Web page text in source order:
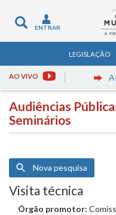
Toggle
navigation
ENTRAR
LEGISLAÇÃO
AO VIVO
Audiências
Seminários
Nova pesquisa
Visita técnica
Órgão promotor: